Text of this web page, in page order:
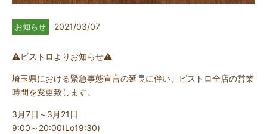
お知らせ 2021/03/07
⚠️ビストロよりお知らせ⚠️
埼玉県における緊急事態宣言の延長に伴い、ビストロ全店の営業
時間を変更致します。
3月7日～3月21日
9:00～20:00(Lo19:30)